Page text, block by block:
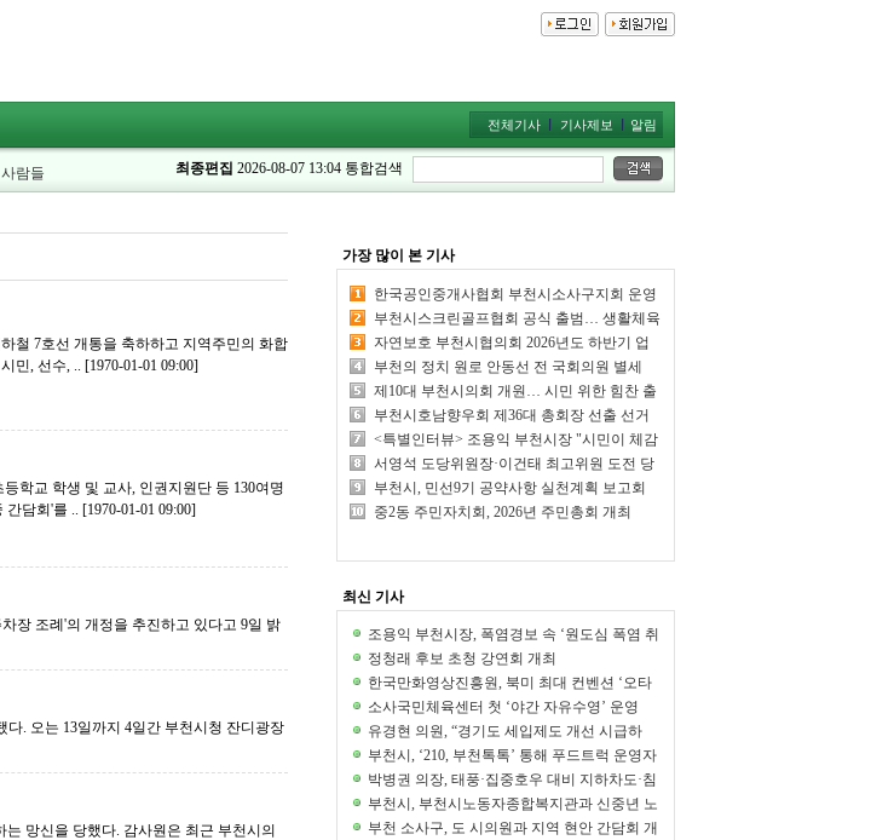
사람들
전체기사 기사제보 알림
최종편집 2026-08-07 13:04 통합검색
철 7호선 개통을 축하하고 지역주민의 화합
민, 선수, .. [1970-01-01 09:00]
학교 학생 및 교사, 인권지원단 등 130여명
간담회'를 .. [1970-01-01 09:00]
장 조례'의 개정을 추진하고 있다고 9일 밝
. 오는 13일까지 4일간 부천시청 잔디광장
망신을 당했다. 감사원은 최근 부천시의
가장 많이 본 기사
한국공인중개사협회 부천시소사구지회 운영
위원회 개최
부천시스크린골프협회 공식 출범… 생활체육
활성화 위한 힘찬 첫걸음
자연보호 부천시협의회 2026년도 하반기 업
무보고회 가져
부천의 정치 원로 안동선 전 국회의원 별세
제10대 부천시의회 개원… 시민 위한 힘찬 출
발
부천시호남향우회 제36대 총회장 선출 선거
일... 호남향우 화합의 날
<특별인터뷰> 조용익 부천시장 "시민이 체감
하는 시정 성과 만들어 내겠다"
서영석 도당위원장·이건태 최고위원 도전 당
선 여부 주목
부천시, 민선9기 공약사항 실천계획 보고회
개최… 89개 공약 점검
중2동 주민자치회, 2026년 주민총회 개최
최신 기사
조용익 부천시장, 폭염경보 속 ‘원도심 폭염 취
약계층’ 직접 챙겨
정청래 후보 초청 강연회 개최
한국만화영상진흥원, 북미 최대 컨벤션 ‘오타
콘 2026’ 참가... K-만화의 문화적 가치 알렸다
소사국민체육센터 첫 ‘야간 자유수영’ 운영
유경현 의원, “경기도 세입제도 개선 시급하
다"
부천시, ‘210, 부천톡톡’ 통해 푸드트럭 운영자
와 축제 운영 개선 논의
박병권 의장, 태풍·집중호우 대비 지하차도·침
수우려주택 현장점검
부천시, 부천시노동자종합복지관과 신중년 노
후준비·취업지원 업무협약
부천 소사구, 도 시의원과 지역 현안 간담회 개